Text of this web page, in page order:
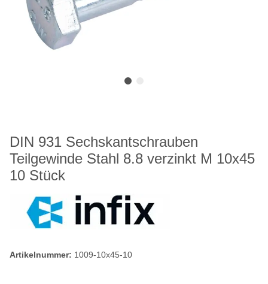
DIN 931 Sechskantschrauben
Teilgewinde Stahl 8.8 verzinkt M 10x45
10 Stück
Artikelnummer: 1009-10x45-10